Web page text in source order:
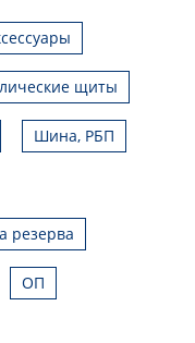
щиты
Шина, РБП
резерва
ОП